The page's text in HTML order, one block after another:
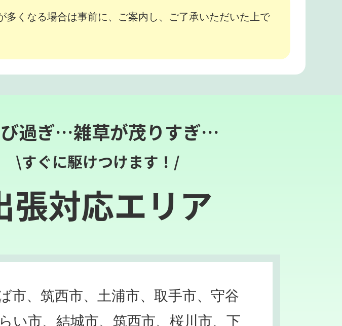
くなる場合は事前に、ご案内し、ご了承いただいた上で
過ぎ…雑草が茂りすぎ…
\すぐに駆けつけます！/
張対応エリア
市、筑西市、土浦市、取手市、守谷
い市、結城市、筑西市、桜川市、下